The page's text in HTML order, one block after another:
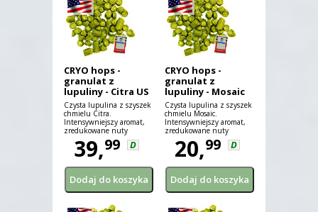
CRYO hops -
granulat z
lupuliny - Citra US
25 g
Czysta lupulina z szyszek
chmielu Citra.
Intensywniejszy aromat,
zredukowane nuty
39,99 D
CRYO hops -
granulat z
lupuliny - Mosaic
US 25 g
Czysta lupulina z szyszek
chmielu Mosaic.
Intensywniejszy aromat,
zredukowane nuty
20,99 D